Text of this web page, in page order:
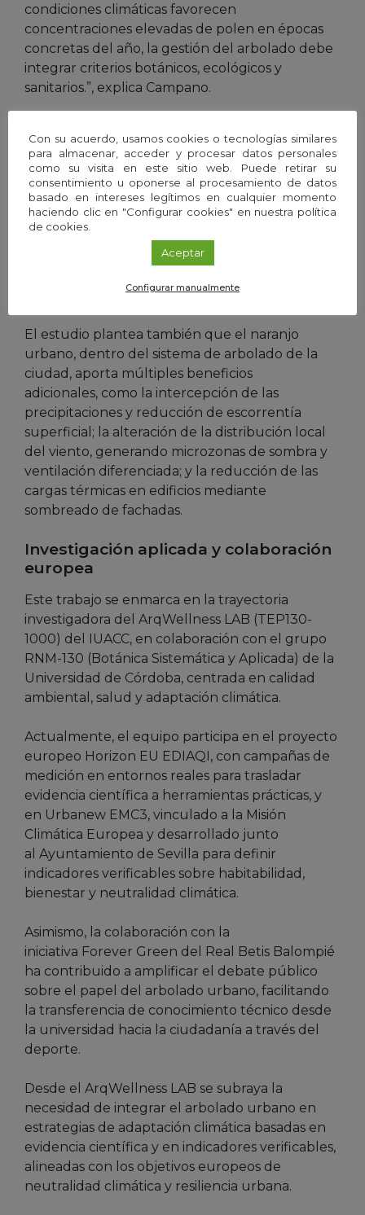
condiciones climáticas favorecen
concentraciones elevadas de polen en épocas
concretas del año, la gestión del arbolado debe
integrar criterios botánicos, ecológicos y
sanitarios.”, explica Campano.
Además del efecto radiativo, los naranjos, como
el resto del arbolado urbano, contribuyen
mediante la evapotranspiración a refrescar el
entorno inmediato. Aunque el descenso directo
aislado es moderado, la continuidad espacial del
de calor urbana.
El estudio plantea también que el naranjo
urbano, dentro del sistema de arbolado de la
ciudad, aporta múltiples beneficios
adicionales, como la intercepción de las
precipitaciones y reducción de escorrentía
superficial; la alteración de la distribución local
del viento, generando microzonas de sombra y
ventilación diferenciada; y la reducción de las
cargas térmicas en edificios mediante
sombreado de fachadas.
Investigación aplicada y colaboración
europea
Este trabajo se enmarca en la trayectoria
investigadora del ArqWellness LAB (TEP130-
1000) del IUACC, en colaboración con el grupo
RNM-130 (Botánica Sistemática y Aplicada) de la
Universidad de Córdoba, centrada en calidad
ambiental, salud y adaptación climática.
Actualmente, el equipo participa en el proyecto
europeo Horizon EU EDIAQI, con campañas de
medición en entornos reales para trasladar
evidencia científica a herramientas prácticas, y
en Urbanew EMC3, vinculado a la Misión
Climática Europea y desarrollado junto
al Ayuntamiento de Sevilla para definir
indicadores verificables sobre habitabilidad,
bienestar y neutralidad climática.
Asimismo, la colaboración con la
iniciativa Forever Green del Real Betis Balompié
ha contribuido a amplificar el debate público
sobre el papel del arbolado urbano, facilitando
la transferencia de conocimiento técnico desde
la universidad hacia la ciudadanía a través del
deporte.
Desde el ArqWellness LAB se subraya la
necesidad de integrar el arbolado urbano en
estrategias de adaptación climática basadas en
evidencia científica y en indicadores verificables,
alineadas con los objetivos europeos de
neutralidad climática y resiliencia urbana.
Con su acuerdo, usamos cookies o tecnologías similares
para almacenar, acceder y procesar datos personales
como su visita en este sitio web. Puede retirar su
consentimiento u oponerse al procesamiento de datos
basado en intereses legítimos en cualquier momento
haciendo clic en "Configurar cookies" en nuestra política
de cookies.
Aceptar
Configurar manualmente